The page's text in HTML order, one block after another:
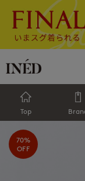
Top
70%
OFF